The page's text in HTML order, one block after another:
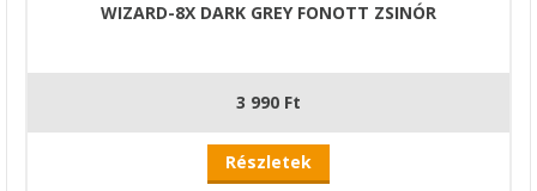
WIZARD-8X DARK GREY FONOTT ZSINÓR
3 990 Ft
Részletek